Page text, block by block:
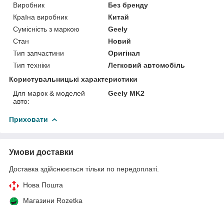
Виробник
Без бренду
Країна виробник
Китай
Сумісність з маркою
Geely
Стан
Новий
Тип запчастини
Оригінал
Тип техніки
Легковий автомобіль
Користувальницькі характеристики
Для марок & моделей
авто:
Geely MK2
Приховати
Умови доставки
Доставка здійснюється тільки по передоплаті.
Нова Пошта
Магазини Rozetka